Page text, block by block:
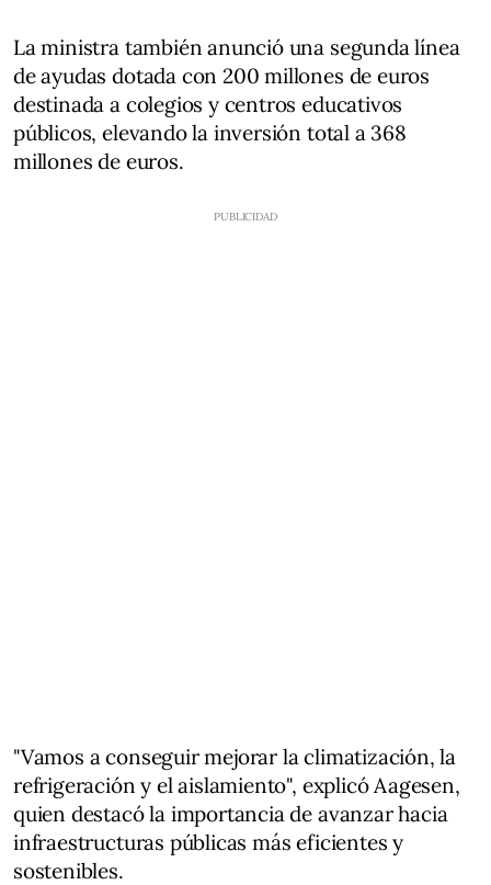
La ministra también anunció una segunda línea
de ayudas dotada con 200 millones de euros
destinada a colegios y centros educativos
públicos, elevando la inversión total a 368
millones de euros.
"Vamos a conseguir mejorar la climatización, la
refrigeración y el aislamiento", explicó Aagesen,
quien destacó la importancia de avanzar hacia
infraestructuras públicas más eficientes y
sostenibles.